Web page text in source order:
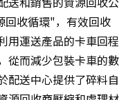
回收循環"，有效回收
用運送產品的卡車回程
從而減少包裝卡車的數
配送中心提供了碎料自